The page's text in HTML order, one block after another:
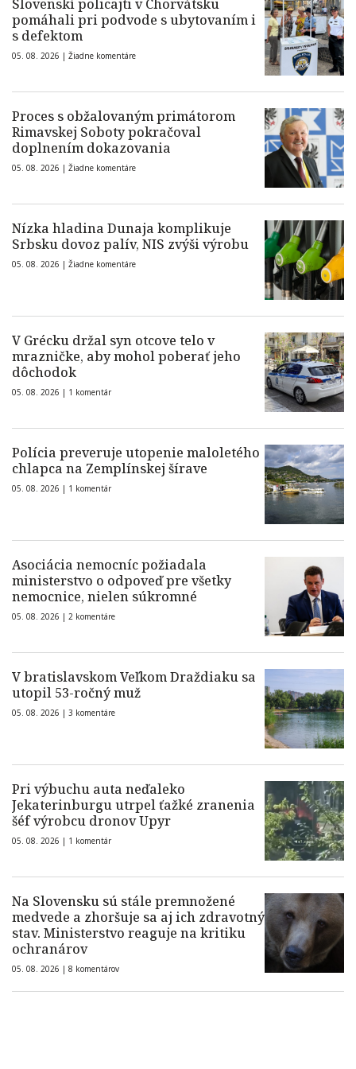
Slovenskí policajti v Chorvátsku
pomáhali pri podvode s ubytovaním i
s defektom
05. 08. 2026 | Žiadne komentáre
Proces s obžalovaným primátorom
Rimavskej Soboty pokračoval
doplnením dokazovania
05. 08. 2026 | Žiadne komentáre
Nízka hladina Dunaja komplikuje
Srbsku dovoz palív, NIS zvýši výrobu
05. 08. 2026 | Žiadne komentáre
V Grécku držal syn otcove telo v
mrazničke, aby mohol poberať jeho
dôchodok
05. 08. 2026 | 1 komentár
Polícia preveruje utopenie maloletého
chlapca na Zemplínskej šírave
05. 08. 2026 | 1 komentár
Asociácia nemocníc požiadala
ministerstvo o odpoveď pre všetky
nemocnice, nielen súkromné
05. 08. 2026 | 2 komentáre
V bratislavskom Veľkom Draždiaku sa
utopil 53-ročný muž
05. 08. 2026 | 3 komentáre
Pri výbuchu auta neďaleko
Jekaterinburgu utrpel ťažké zranenia
šéf výrobcu dronov Upyr
05. 08. 2026 | 1 komentár
Na Slovensku sú stále premnožené
medvede a zhoršuje sa aj ich zdravotný
stav. Ministerstvo reaguje na kritiku
ochranárov
05. 08. 2026 | 8 komentárov